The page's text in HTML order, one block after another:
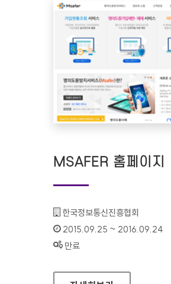
MSAFER 홈페이지
기관명 :
한국정보통신진흥협회
인증기간 :
2015.09.25 ~ 2016.09.24
상태 :
만료